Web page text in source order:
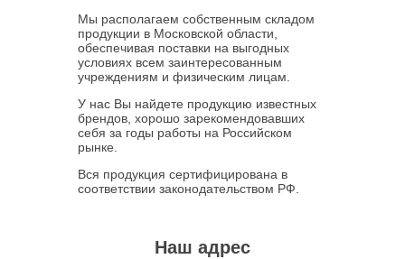
Мы располагаем собственным складом
продукции в Московской области,
обеспечивая поставки на выгодных
условиях всем заинтересованным
учреждениям и физическим лицам.
У нас Вы найдете продукцию известных
брендов, хорошо зарекомендовавших
себя за годы работы на Российском
рынке.
Вся продукция сертифицирована в
соответствии законодательством РФ.
Наш адрес